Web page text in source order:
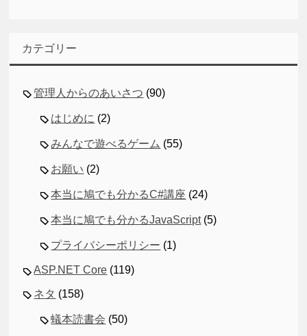
カテゴリー
管理人からのあいさつ (90)
はじめに (2)
みんなで遊べるゲーム (55)
お願い (2)
本当に鳩でも分かるC#講座 (24)
本当に鳩でも分かるJavaScript(5)
プライバシーポリシー (1)
ASP.NET Core (119)
ネタ (158)
蟻本読書会 (50)